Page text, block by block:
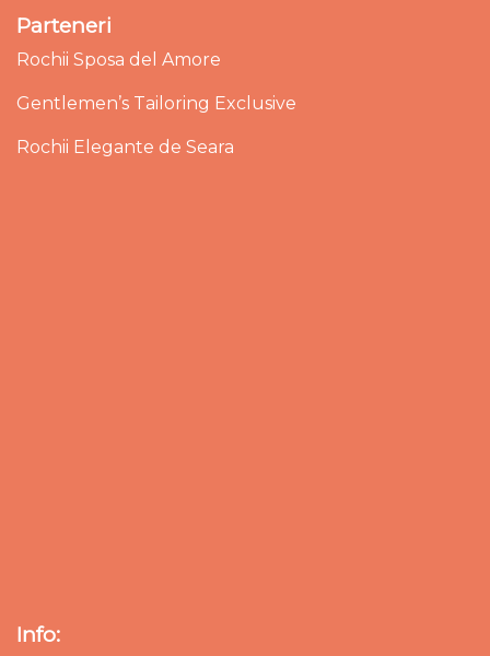
Parteneri
Rochii Sposa del Amore
Gentlemen’s Tailoring Exclusive
Rochii Elegante de Seara
Info: